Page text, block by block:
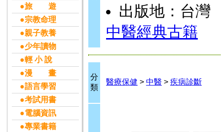
●旅 遊
●宗教命理
●親子教養
●少年讀物
●輕 小 說
●漫 畫
●語言學習
●考試用書
●電腦資訊
●專業書籍
出版地：台灣
中醫經典古籍
分
類
醫療保健 > 中醫 > 疾病診斷